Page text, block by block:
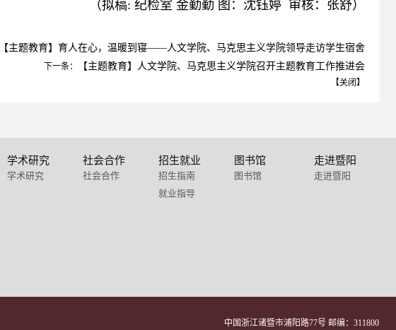
（拟稿: 纪检室 金勤勤 图：沈钰婷 审核：张舒）
【主题教育】育人在心，温暖到寝——人文学院、马克思主义学院领导走访学生宿舍
下一条： 【主题教育】人文学院、马克思主义学院召开主题教育工作推进会
【关闭】
学术研究
学术研究
社会合作
社会合作
招生就业
招生指南
就业指导
图书馆
图书馆
走进暨阳
走进暨阳
中国浙江诸暨市浦阳路77号 邮编：311800